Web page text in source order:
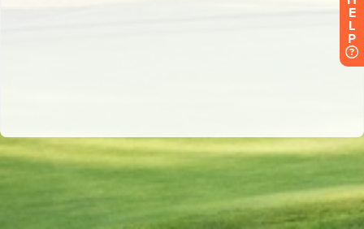
E
L
P